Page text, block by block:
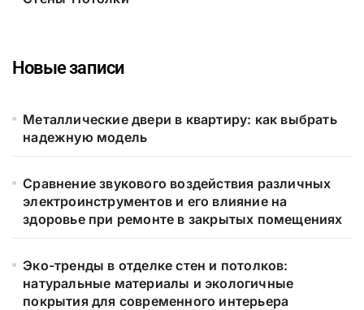
Новые записи
Металлические двери в квартиру: как выбрать
надежную модель
Сравнение звукового воздействия различных
электроинструментов и его влияние на
здоровье при ремонте в закрытых помещениях
Эко-тренды в отделке стен и потолков:
натуральные материалы и экологичные
покрытия для современного интерьера